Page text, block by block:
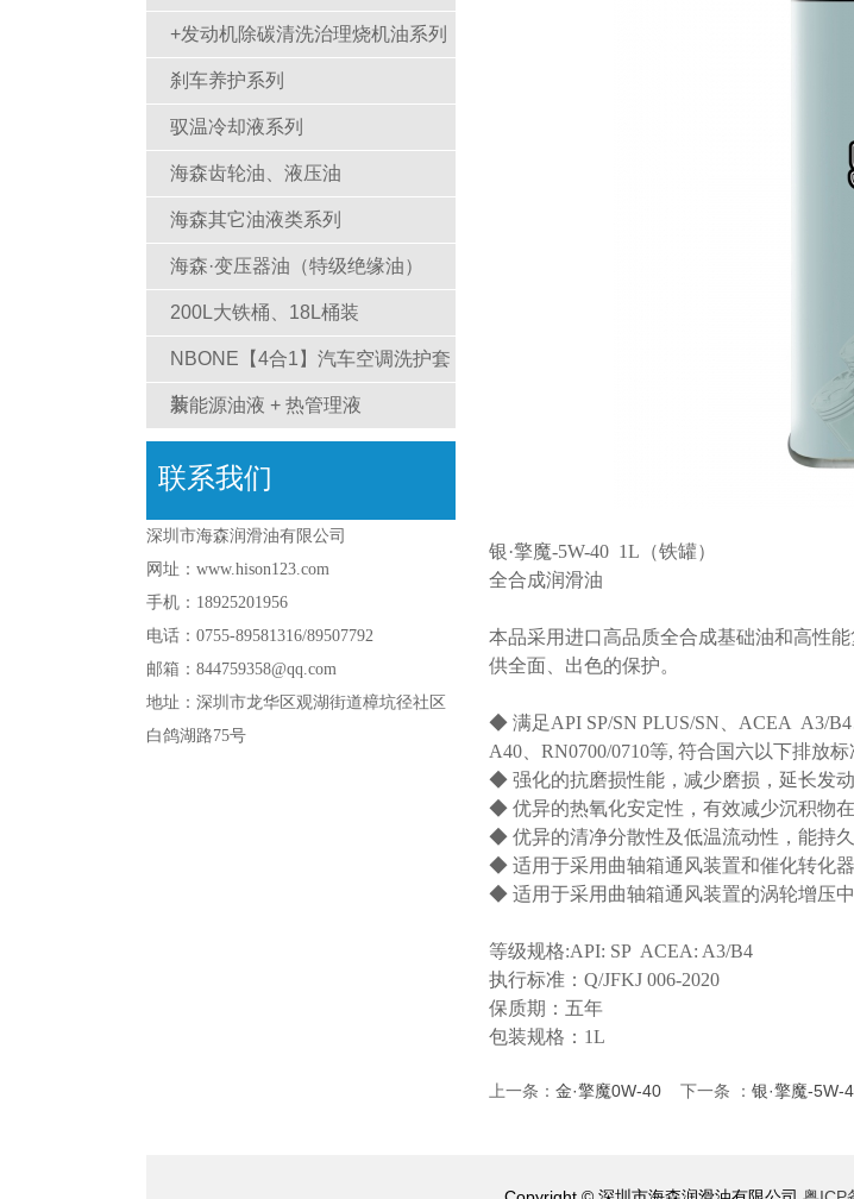
+发动机除碳清洗治理烧机油系列
刹车养护系列
驭温冷却液系列
海森齿轮油、液压油
海森其它油液类系列
海森·变压器油（特级绝缘油）
200L大铁桶、18L桶装
NBONE【4合1】汽车空调洗护套
装
新能源油液 + 热管理液
联系我们
深圳市海森润滑油有限公司
网址：www.hison123.com
手机：18925201956
电话：0755-89581316/89507792
邮箱：844759358@qq.com
地址：深圳市龙华区观湖街道樟坑径社区
白鸽湖路75号
银·擎魔-5W-40 1L（铁罐）
全合成润滑油
本品采用进口高品质全合成基础油和高性
供全面、出色的保护。
◆ 满足API SP/SN PLUS/SN、ACEA A3/B4
A40、RN0700/0710等, 符合国六以下排放标
◆ 强化的抗磨损性能，减少磨损，延长发动
◆ 优异的热氧化安定性，有效减少沉积物在
◆ 优异的清净分散性及低温流动性，能持
◆ 适用于采用曲轴箱通风装置和催化转化器
◆ 适用于采用曲轴箱通风装置的涡轮增压中
等级规格:API: SP ACEA: A3/B4
执行标准：Q/JFKJ 006-2020
保质期：五年
包装规格：1L
上一条： 金·擎魔0W-40 下一条 ： 银·擎魔-5W-